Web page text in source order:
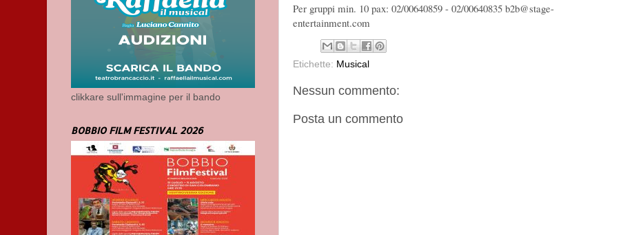
Per gruppi min. 10 pax: 02/00640859 - 02/00640835 b2b@stage-
entertainment.com
Etichette: Musical
Nessun commento:
Posta un commento
clikkare sull'immagine per il bando
BOBBIO FILM FESTIVAL 2026